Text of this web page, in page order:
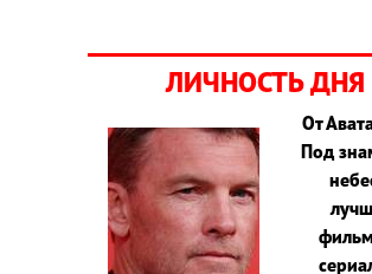
ЛИЧНОСТЬ ДНЯ
От
Под